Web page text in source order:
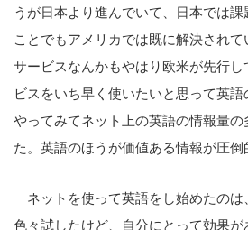
うが日本より進んでいて、日本では
ことでもアメリカでは既に解決され
サービスなんかもやはり欧米が先行
ビスをいち早く使いたいと思って英語
やってみてネット上の英語の情報量
た。英語のほうが価値ある情報が圧倒
ネットを使って英語をし始めたのは
色々試したけど、自分にとって効果